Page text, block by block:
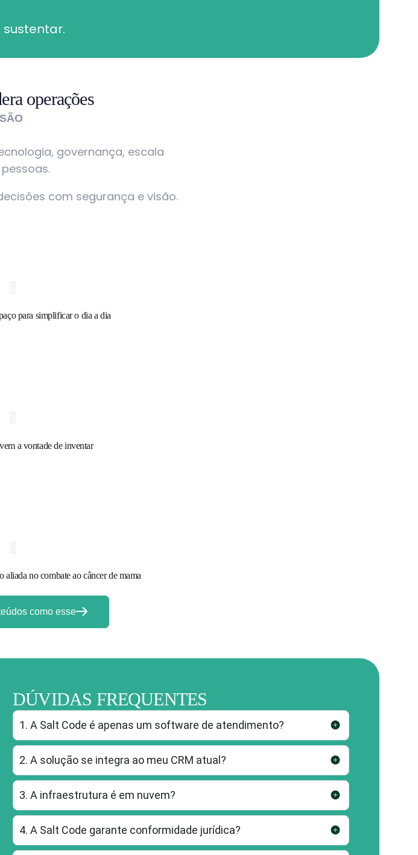
sustentar.
operações
governança, escala
com segurança e visão.
para simplificar o dia a dia
a vontade de inventar
no combate ao câncer de mama
como esse
DÚVIDAS FREQUENTES
1. A Salt Code é apenas um software de atendimento?
2. A solução se integra ao meu CRM atual?
3. A infraestrutura é em nuvem?
4. A Salt Code garante conformidade jurídica?